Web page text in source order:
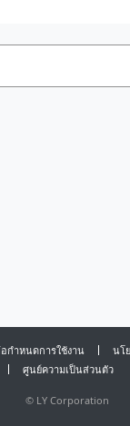
กำหนดการใช้งาน
นโ
ศูนย์ความเป็นส่วนตัว
© LY Corporation